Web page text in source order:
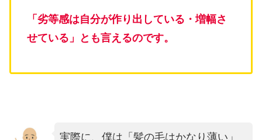
「劣等感は自分が作り出している・増幅さ
せている」とも言えるのです。
実際に、僕は「髪の毛はかなり薄い」